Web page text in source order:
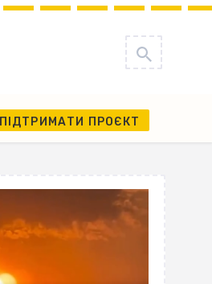
ПІДТРИМАТИ ПРОЄКТ